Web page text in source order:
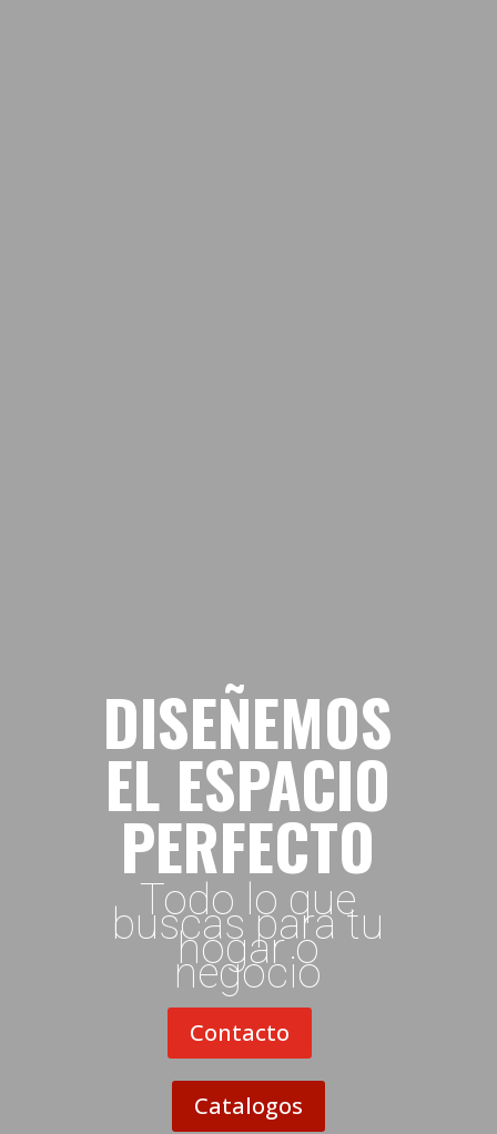
DISEÑEMOS
EL ESPACIO
PERFECTO
Todo lo que
buscas para tu
hogar o
negocio
Contacto
Catalogos